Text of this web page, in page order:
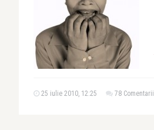
25 iulie 2010, 12:25 78 Comentarii